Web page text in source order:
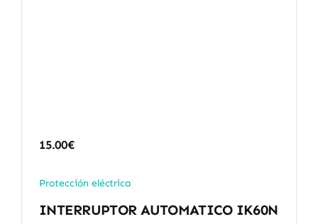
15.00€
Protección eléctrica
INTERRUPTOR AUTOMATICO IK60N